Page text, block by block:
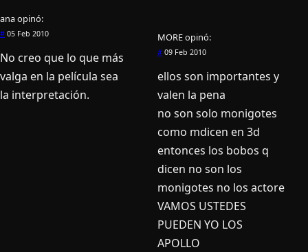
anaopinó:
# 05 Feb 2010
No creo que lo que más
valga en la pelí­cula sea
la interpretación.
MOREopinó:
#09 Feb 2010
ellos son importantes y
valen la pena
no son solo monigotes
como mdicen en 3d
entonces los bobos q
dicen no son los
monigotes no los actore
VAMOS USTEDES
PUEDEN YO LOS
APOLLO